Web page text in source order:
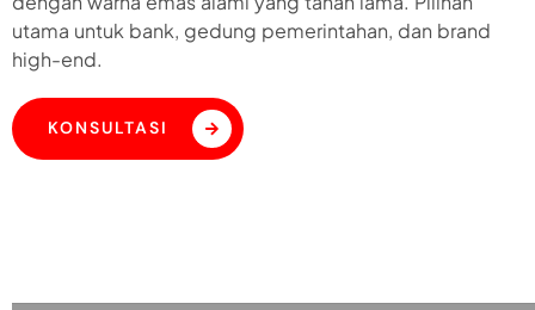
utama untuk bank, gedung pemerintahan, dan brand
high-end.
KONSULTASI